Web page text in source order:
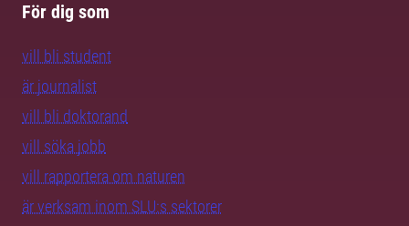
För dig som
vill bli student
är journalist
vill bli doktorand
vill söka jobb
vill rapportera om naturen
är verksam inom SLU:s sektorer